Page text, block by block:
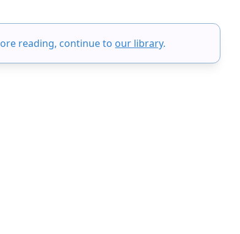
y letras, lo que hace que las
que no se pierdan los matices
reading, continue to our library.